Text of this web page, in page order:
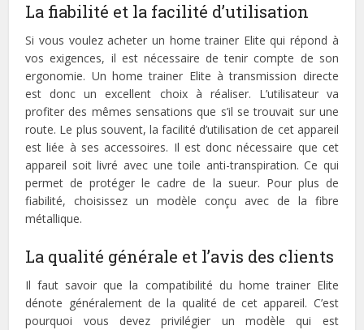
La fiabilité et la facilité d’utilisation
Si vous voulez acheter un home trainer Elite qui répond à
vos exigences, il est nécessaire de tenir compte de son
ergonomie. Un home trainer Elite à transmission directe
est donc un excellent choix à réaliser. L’utilisateur va
profiter des mêmes sensations que s’il se trouvait sur une
route. Le plus souvent, la facilité d’utilisation de cet appareil
est liée à ses accessoires. Il est donc nécessaire que cet
appareil soit livré avec une toile anti-transpiration. Ce qui
permet de protéger le cadre de la sueur. Pour plus de
fiabilité, choisissez un modèle conçu avec de la fibre
métallique.
La qualité générale et l’avis des clients
Il faut savoir que la compatibilité du home trainer Elite
dénote généralement de la qualité de cet appareil. C’est
pourquoi vous devez privilégier un modèle qui est